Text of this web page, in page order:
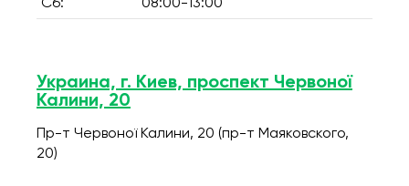
Сб: 08:00-13:00
Украина, г. Киев, проспект Червоної
Калини, 20
Пр-т Червоної Калини, 20 (пр-т Маяковского,
20)